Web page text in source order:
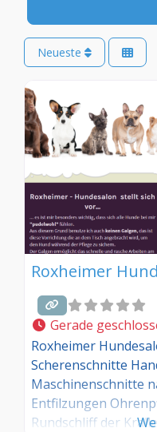
Neueste
Roxheimer
Gerade
Roxheimer
Scherenschnitte
Maschinenschnitte
Entfilzungen
Rundschliff der